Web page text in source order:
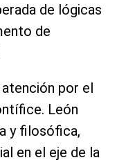
de lógicas
de
por el
León
y filosófica,
en el eje de la